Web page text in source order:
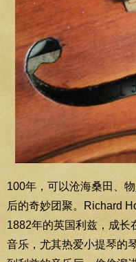
100年，可以沧海桑田、
后的奇妙团聚。Richard
1882年的英国利兹，成长
音乐，尤其热爱小提琴的